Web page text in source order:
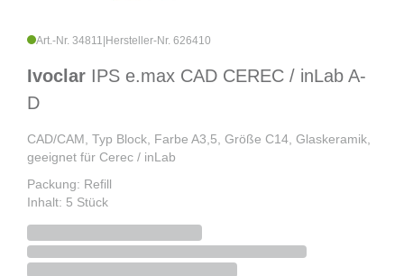
Art.-Nr. 34811 Hersteller-Nr. 626410
Ivoclar IPS e.max CAD CEREC / inLab A-
D
CAD/CAM, Typ Block, Farbe A3,5, Größe C14, Glaskeramik,
geeignet für Cerec / inLab
Packung: Refill
Inhalt: 5 Stück